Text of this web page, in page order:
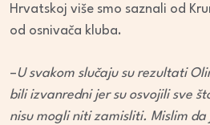
Hrvatskoj više smo saznali od
od osnivača kluba.
–U svakom slučaju su rezultati
bili izvanredni jer su osvojili sve
nisu mogli niti zamisliti. Mislim da